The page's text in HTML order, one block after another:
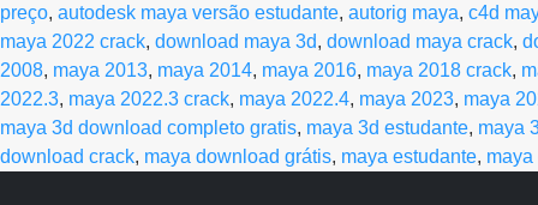
preço, autodesk maya versão estudante, autorig maya, c4d
maya 2022 crack, download maya 3d, download maya crack,
2008, maya 2013, maya 2014, maya 2016, maya 2018 crack,
2022.3, maya 2022.3 crack, maya 2022.4, maya 2023, maya
maya 3d download completo gratis, maya 3d estudante, maya
download crack, maya download grátis, maya estudante, maya